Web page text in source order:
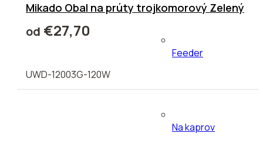
Feeder
Na kaprov
Mikado Obal na prúty trojkomorový Zelený
od €27,70
UWD-12003G-120W